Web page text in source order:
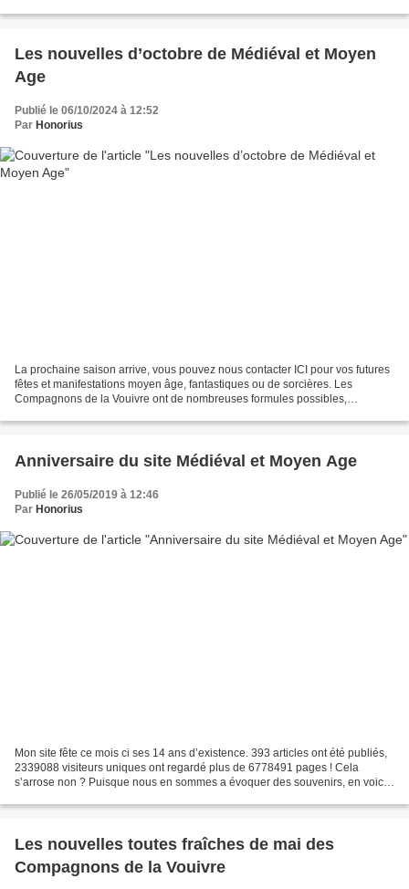
Les nouvelles d’octobre de Médiéval et Moyen
Age
Publié le 06/10/2024 à 12:52
Par Honorius
La prochaine saison arrive, vous pouvez nous contacter ICI pour vos futures
fêtes et manifestations moyen âge, fantastiques ou de sorcières. Les
Compagnons de la Vouivre ont de nombreuses formules possibles,
Anniversaire du site Médiéval et Moyen Age
Publié le 26/05/2019 à 12:46
Par Honorius
Mon site fête ce mois ci ses 14 ans d’existence. 393 articles ont été publiés,
2339088 visiteurs uniques ont regardé plus de 6778491 pages ! Cela
s’arrose non ? Puisque nous en sommes a évoquer des souvenirs, en voici
Les nouvelles toutes fraîches de mai des
Compagnons de la Vouivre